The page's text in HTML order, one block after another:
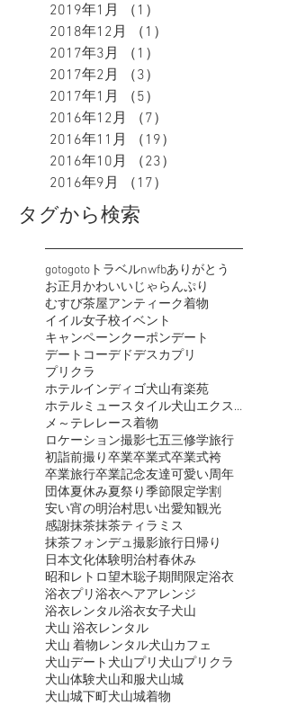
2019年1月
（1）
2018年12月
（1）
2017年3月
（1）
2017年2月
（3）
2017年1月
（5）
2016年12月
（7）
2016年11月
（19）
2016年10月
（23）
2016年9月
（17）
タグから検索
gotogotoトラベルnwfbありがとう
お正月かわいいじゃらんぷり
むすび茶屋アンティーク着物
イイル女子校イベント
キャンペーンクーポンデート
デートコーデ ドデスカプリ
プリクラ
ホテルインディゴ犬山有楽苑
ホテルミュースタイル犬山エクスペリエンス
メ～テレレース着物
ロケーション撮影七五三修学旅行
初詣前撮り卒業卒業式卒業式袴
卒業旅行卒業記念友達可愛い周年
団体夏休み夏祭り季節限定学割
安い宵の明治村思い出愛知観光
感謝抹茶抹茶ティラミス
抹茶フォンデュ撮影旅行日帰り
日本文化体験明治村春休み
昭和レトロ望木聡子期間限定浴衣
浴衣プリ浴衣ヘアアレンジ
浴衣レンタル浴衣女子犬山
犬山 浴衣レンタル
犬山 着物レンタル犬山カフェ
犬山デート犬山プリ犬山プリクラ
犬山体験犬山和服犬山城
犬山城下町 犬山城着物